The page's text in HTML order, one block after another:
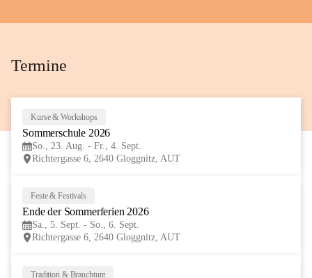
Termine
Kurse & Workshops
Sommerschule 2026
So., 23. Aug. - Fr., 4. Sept.
Richtergasse 6, 2640 Gloggnitz, AUT
Feste & Festivals
Ende der Sommerferien 2026
Sa., 5. Sept. - So., 6. Sept.
Richtergasse 6, 2640 Gloggnitz, AUT
Tradition & Brauchtum